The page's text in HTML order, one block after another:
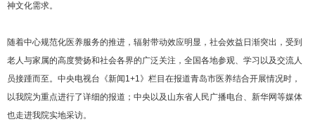
神文化需求。
随着中心规范化医养服务的推进，辐射带动效应明显，社会效益日渐突出，受到
老人与家属的高度赞扬和社会各界的广泛关注，全国各地参观、学习以及交流人
员接踵而至。中央电视台《新闻1+1》栏目在报道青岛市医养结合开展情况时，
以我院为重点进行了详细的报道；中央以及山东省人民广播电台、新华网等媒体
也走进我院实地采访。